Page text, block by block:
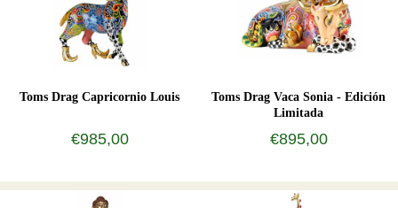
Toms Drag Capricornio Louis
€985,00
Toms Drag Vaca Sonia - Edición
Limitada
€895,00